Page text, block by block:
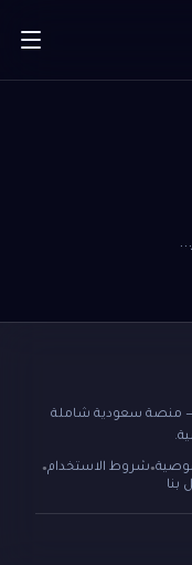
— منصة سعودية شاملة
● شروط الاستخدام●
بنا